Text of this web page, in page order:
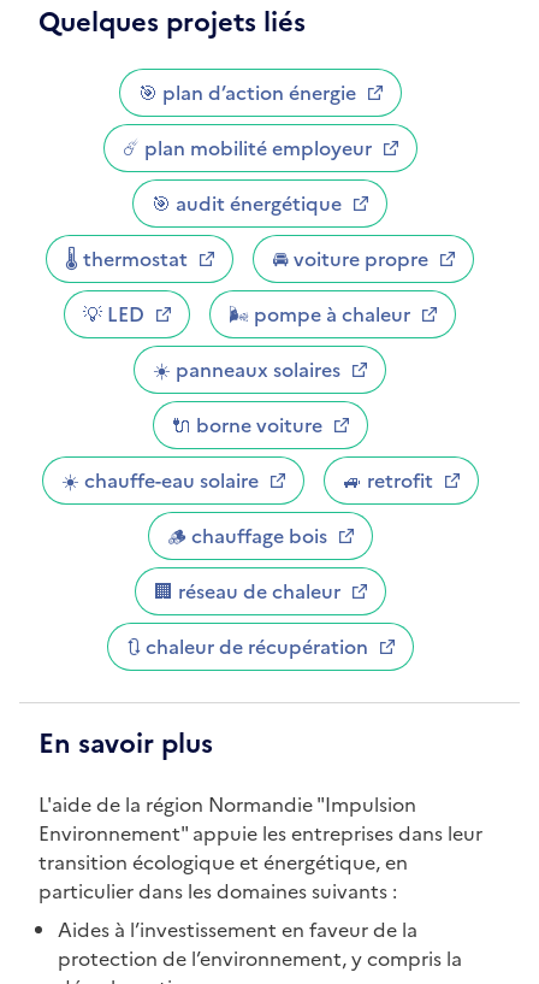
Quelques projets liés
🎯 plan d’action énergie
☄️ plan mobilité employeur
🎯 audit énergétique
🌡️ thermostat
🚘 voiture propre
💡 LED
🌬 pompe à chaleur
☀️ panneaux solaires
🔌 borne voiture
☀️ chauffe-eau solaire
🚙 retrofit
🪵 chauffage bois
🏢 réseau de chaleur
🔃 chaleur de récupération
En savoir plus
L'aide de la région Normandie "Impulsion
Environnement" appuie les entreprises dans leur
transition écologique et énergétique, en
particulier dans les domaines suivants :
Aides à l’investissement en faveur de la
protection de l’environnement, y compris la